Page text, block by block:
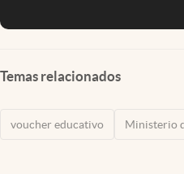
Temas relacionados
voucher educativo Ministerio